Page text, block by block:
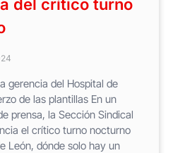
del crítico turno
gerencia del Hospital de
de las plantillas En un
prensa, la Sección Sindical
el crítico turno nocturno
León, dónde solo hay un